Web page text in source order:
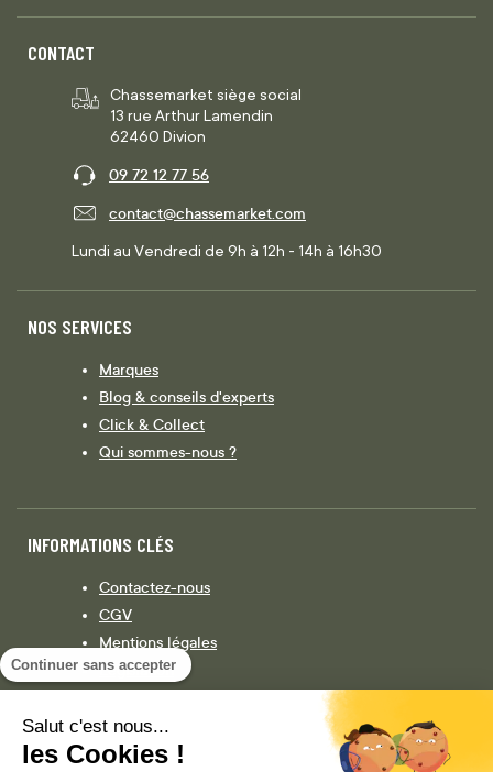
Continuer sans accepter
Salut c'est nous...
les Cookies !
CONTACT
Chassemarket siège social
13 rue Arthur Lamendin
62460 Divion
09 72 12 77 56
contact@chassemarket.com
Lundi au Vendredi de 9h à 12h - 14h à 16h30
NOS SERVICES
Marques
Blog & conseils d'experts
Click & Collect
Qui sommes-nous ?
INFORMATIONS CLÉS
Contactez-nous
CGV
Mentions légales
Législation